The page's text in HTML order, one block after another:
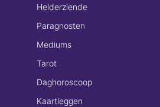
Helderziende
Paragnosten
Mediums
Tarot
Daghoroscoop
Kaartleggen